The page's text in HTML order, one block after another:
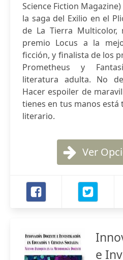
Science Fiction
la saga del Exilio en el
de La Tierra Multicolor,
premio Locus a la
ficción, y finalista de los
Prometheus y
literatura adulta. No
Hacer espoiler de
tienes en tus manos
literario.
Ver
e